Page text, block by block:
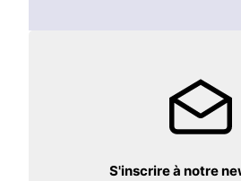
S'inscrire à notre